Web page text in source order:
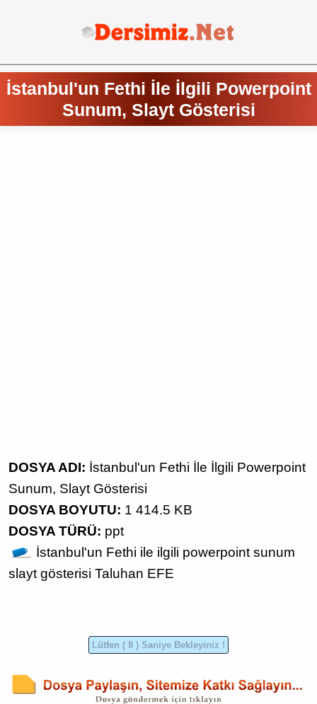
İstanbul'un Fethi İle İlgili Powerpoint
Sunum, Slayt Gösterisi
DOSYA ADI: İstanbul'un Fethi İle İlgili Powerpoint
Sunum, Slayt Gösterisi
DOSYA BOYUTU: 1 414.5 KB
DOSYA TÜRÜ: ppt
İstanbul'un Fethi ile ilgili powerpoint sunum
slayt gösterisi Taluhan EFE